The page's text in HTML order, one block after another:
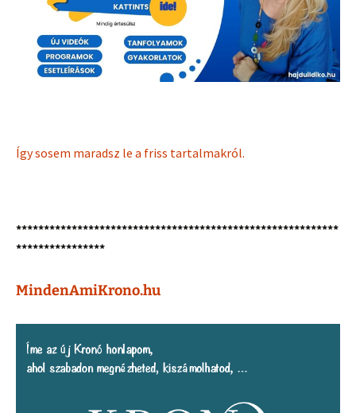
Így sosem maradsz le a friss tartalmakról.
**********************************************************
****************
MindenAmiKrono.hu